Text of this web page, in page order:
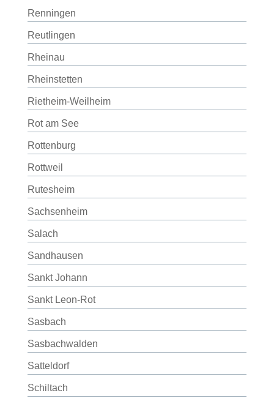
Renningen
Reutlingen
Rheinau
Rheinstetten
Rietheim-Weilheim
Rot am See
Rottenburg
Rottweil
Rutesheim
Sachsenheim
Salach
Sandhausen
Sankt Johann
Sankt Leon-Rot
Sasbach
Sasbachwalden
Satteldorf
Schiltach